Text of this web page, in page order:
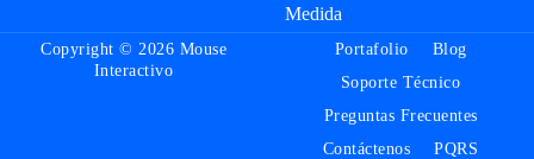
Medida
Copyright © 2026 Mouse
Interactivo
Portafolio
Blog
Soporte Técnico
Preguntas Frecuentes
Contáctenos
PQRS